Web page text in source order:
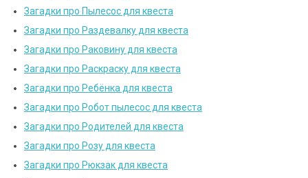
Загадки про Пылесос для квеста
Загадки про Раздевалку для квеста
Загадки про Раковину для квеста
Загадки про Раскраску для квеста
Загадки про Ребёнка для квеста
Загадки про Робот пылесос для квеста
Загадки про Родителей для квеста
Загадки про Розу для квеста
Загадки про Рюкзак для квеста